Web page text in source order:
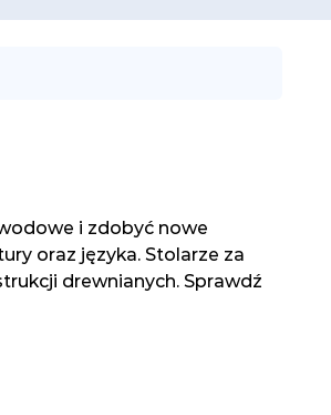
i zdobyć nowe
oraz języka. Stolarze za
drewnianych. Sprawdź